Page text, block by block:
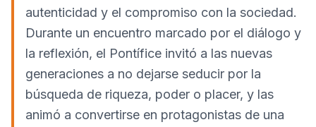
autenticidad y el compromiso con la sociedad.
Durante un encuentro marcado por el diálogo y
la reflexión, el Pontífice invitó a las nuevas
generaciones a no dejarse seducir por la
búsqueda de riqueza, poder o placer, y las
animó a convertirse en protagonistas de una